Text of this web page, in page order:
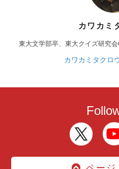
カワカミ
東大文学部卒、東大クイズ研究会
カワカミタクロ